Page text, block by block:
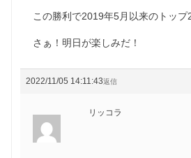
この勝利で2019年5月以来のトップ
さぁ！明日が楽しみだ！
2022/11/05 14:11:43返信
リッコラ